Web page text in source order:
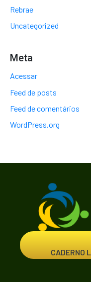
Rebrae
Uncategorized
Meta
Acessar
Feed de posts
Feed de comentários
WordPress.org
CADERNO